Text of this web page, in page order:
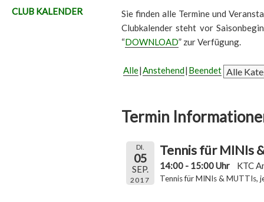
CLUB KALENDER
Sie finden alle Termine und
Clubkalender steht vor
“DOWNLOAD” zur Verfügung.
Alle Anstehend Beendet
Termin
DI.
05
SEP.
2017
Tennis für MINIs
14:00 - 15:00 Uhr KTC
Tennis für MINIs & MUTTIs,